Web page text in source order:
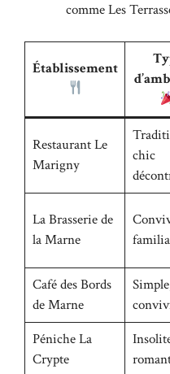
comme Les
Établissement
Restaurant Le
Marigny
chic
La Brasserie de
la Marne
Café des Bords
de Marne
Péniche La
Crypte